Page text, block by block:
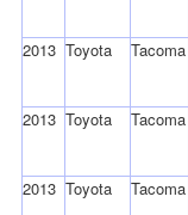
2013 Toyota Tacoma
2013 Toyota Tacoma
2013 Toyota Tacoma